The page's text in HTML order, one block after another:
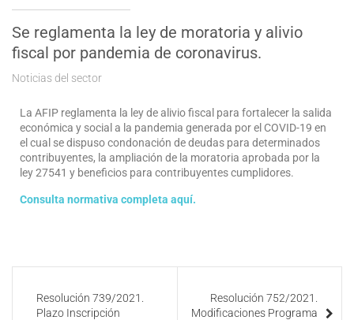
Se reglamenta la ley de moratoria y alivio
fiscal por pandemia de coronavirus.
Noticias del sector
La AFIP reglamenta la ley de alivio fiscal para fortalecer la salida
económica y social a la pandemia generada por el COVID-19 en
el cual se dispuso condonación de deudas para determinados
contribuyentes, la ampliación de la moratoria aprobada por la
ley 27541 y beneficios para contribuyentes cumplidores.
Consulta normativa completa aquí.
Resolución 739/2021.
Plazo Inscripción
Resolución 752/2021.
Modificaciones Programa